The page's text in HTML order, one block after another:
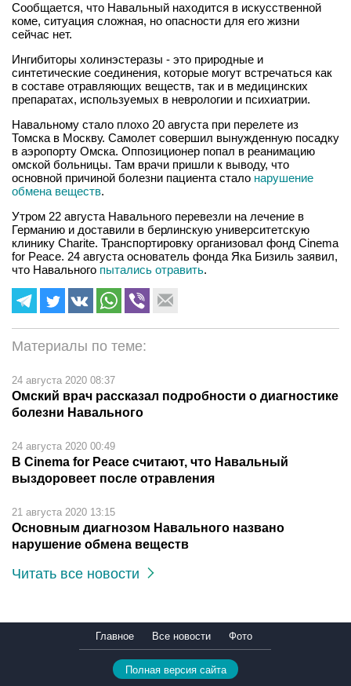
Сообщается, что Навальный находится в искусственной
коме, ситуация сложная, но опасности для его жизни
сейчас нет.
Ингибиторы холинэстеразы - это природные и
синтетические соединения, которые могут встречаться как
в составе отравляющих веществ, так и в медицинских
препаратах, используемых в неврологии и психиатрии.
Навальному стало плохо 20 августа при перелете из
Томска в Москву. Самолет совершил вынужденную посадку
в аэропорту Омска. Оппозиционер попал в реанимацию
омской больницы. Там врачи пришли к выводу, что
основной причиной болезни пациента стало нарушение
обмена веществ.
Утром 22 августа Навального перевезли на лечение в
Германию и доставили в берлинскую университетскую
клинику Charite. Транспортировку организовал фонд Cinema
for Peace. 24 августа основатель фонда Яка Бизиль заявил,
что Навального пытались отравить.
Материалы по теме:
24 августа 2020 08:37
Омский врач рассказал подробности о диагностике
болезни Навального
24 августа 2020 00:49
В Cinema for Peace считают, что Навальный
выздоровеет после отравления
21 августа 2020 13:15
Основным диагнозом Навального названо
нарушение обмена веществ
Читать все новости
Главное Все новости Фото
Полная версия сайта